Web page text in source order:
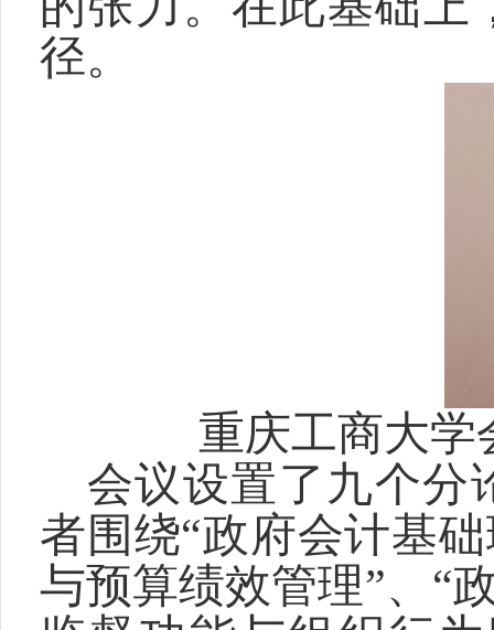
径。
重庆工商大学
会议设置了九个分
者围绕“政府会计基
与预算绩效管理”、“